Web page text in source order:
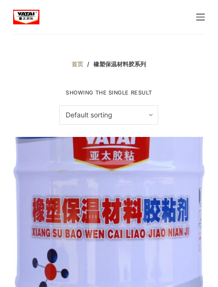
跳
过
首页 / 橡塑保温材料胶系列
SHOWING THE SINGLE RESULT